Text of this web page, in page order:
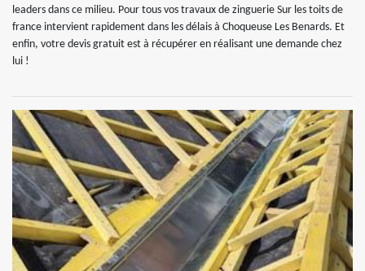
leaders dans ce milieu. Pour tous vos travaux de zinguerie Sur les toits de
france intervient rapidement dans les délais à Choqueuse Les Benards. Et
enfin, votre devis gratuit est à récupérer en réalisant une demande chez
lui !